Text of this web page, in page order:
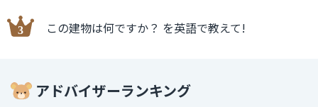
この建物は何ですか？ を英語で教えて!
アドバイザーランキング